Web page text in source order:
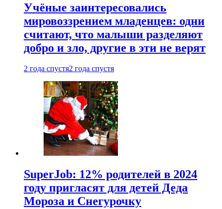
Учёные заинтересовались
мировоззрением младенцев: одни
считают, что малыши разделяют
добро и зло, другие в эти не верят
2 года спустя2 года спустя
SuperJob: 12% родителей в 2024
году пригласят для детей Деда
Мороза и Снегурочку